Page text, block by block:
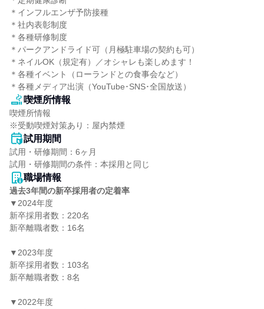
＊インフルエンザ予防接種
＊社内表彰制度
＊各種研修制度
＊パークアンドライド可（月極駐車場の契約も可）
＊ネイルOK（規定有）／オシャレも楽しめます！
＊各種イベント（ローランドとの食事会など）
＊各種メディア出演（YouTube･SNS･全国放送）
喫煙所情報
喫煙所情報
※受動喫煙対策あり：屋内禁煙
試用期間
試用・研修期間：6ヶ月
職場情報
過去3年間の新卒採用者の定着率
▼2024年度
新卒採用者数：220名
新卒離職者数：16名
▼2023年度
新卒採用者数：103名
新卒離職者数：8名
▼2022年度